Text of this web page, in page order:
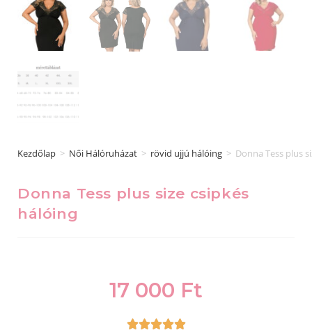
Kezdőlap > Női Hálóruházat > rövid ujjú hálóing > Donna Tess plus
Donna Tess plus size csipkés
hálóing
17 000 Ft
